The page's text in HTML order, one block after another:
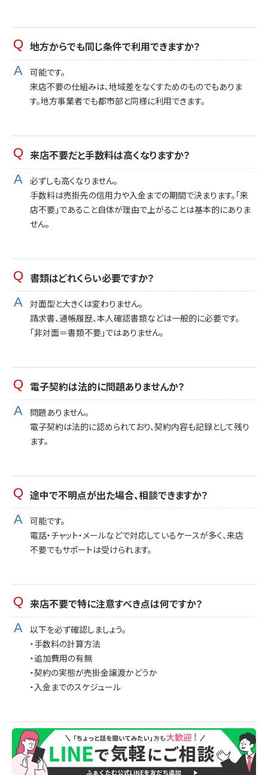
地方からでも同じ条件で利用できますか？
可能です。
来店不要の仕組みは、地域差をなくすためのものでもありま
す。地方事業者でも都市部と同様に利用できます。
来店不要だと手数料は高くなりますか？
必ずしも高くなりません。
手数料は売掛先の信用力や入金までの期間で決まります。「来
店不要」であること自体が理由で上がることは基本的にありま
せん。
書類はどれくらい必要ですか？
対面型と大きくは変わりません。
請求書、通帳履歴、本人確認書類などは一般的に必要です。
「非対面＝書類不要」ではありません。
電子契約は法的に問題ありませんか？
問題ありません。
電子契約は法的に認められており、契約内容も記録として残り
ます。
途中で不明点が出た場合、相談できますか？
可能です。
電話・チャット・メールなどで対応しているケースが多く、来店
不要でもサポートは受けられます。
来店不要で特に注意すべき点は何ですか？
以下を必ず確認しましょう。
・手数料の計算方法
・追加費用の有無
・契約の実態が売掛金譲渡かどうか
・入金までのスケジュール